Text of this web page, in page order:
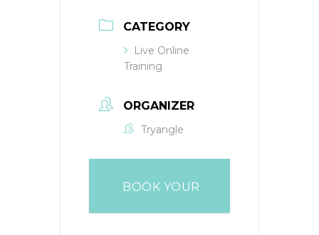
CATEGORY
Live Online
Training
ORGANIZER
Tryangle